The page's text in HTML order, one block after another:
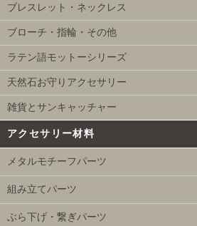
ブレスレット・ネックレス
ブローチ・指輪・その他
ラテン語モットーシリーズ
天然石お守りアクセサリー
雑貨とサンキャッチャー
アクセサリー材料
メタルモチーフパーツ
組み立てパーツ
ぶら下げ・繋ぎパーツ